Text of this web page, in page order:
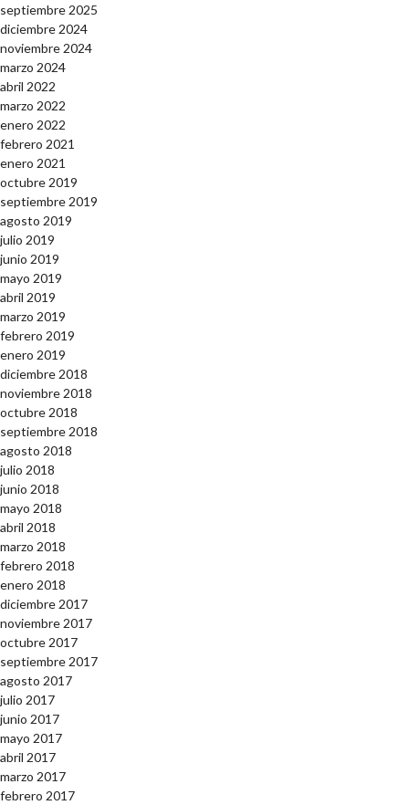
septiembre 2025
diciembre 2024
noviembre 2024
marzo 2024
abril 2022
marzo 2022
enero 2022
febrero 2021
enero 2021
octubre 2019
septiembre 2019
agosto 2019
julio 2019
junio 2019
mayo 2019
abril 2019
marzo 2019
febrero 2019
enero 2019
diciembre 2018
noviembre 2018
octubre 2018
septiembre 2018
agosto 2018
julio 2018
junio 2018
mayo 2018
abril 2018
marzo 2018
febrero 2018
enero 2018
diciembre 2017
noviembre 2017
octubre 2017
septiembre 2017
agosto 2017
julio 2017
junio 2017
mayo 2017
abril 2017
marzo 2017
febrero 2017